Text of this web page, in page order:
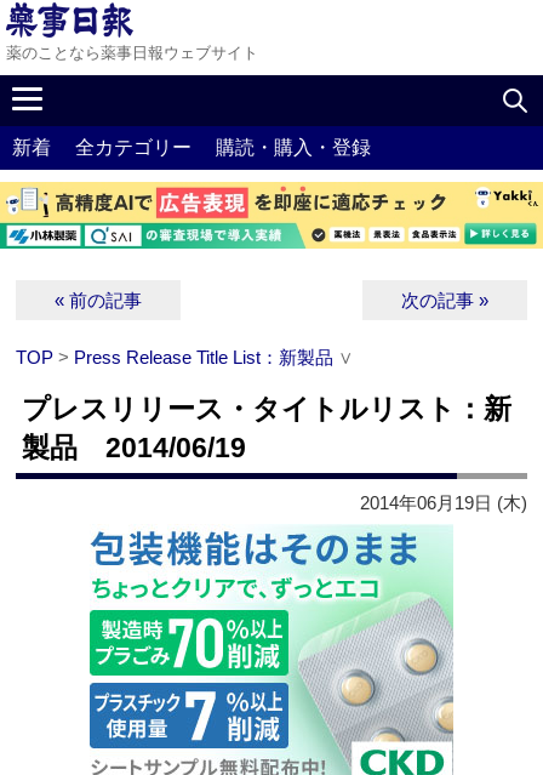
薬のことなら薬事日報ウェブサイト
新着 全カテゴリー 購読・購入・登録
« 前の記事 次の記事 »
TOP > Press Release Title List：新製品 ∨
プレスリリース・タイトルリスト：新
製品 2014/06/19
2014年06月19日 (木)